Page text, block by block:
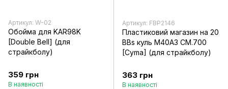
Артикул: W-02
Обойма для KAR98K
[Double Bell] (для
страйкболу)
359 грн
В наявності
Артикул: FBP2146
Пластиковий магазин на 20
BBs куль M40A3 CM.700
[Cyma] (для страйкболу)
363 грн
В наявності